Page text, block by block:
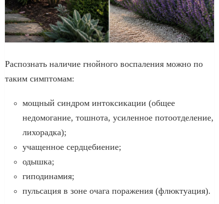
Распознать наличие гнойного воспаления можно по
таким симптомам:
мощный синдром интоксикации (общее
недомогание, тошнота, усиленное потоотделение,
лихорадка);
учащенное сердцебиение;
одышка;
гиподинамия;
пульсация в зоне очага поражения (флюктуация).